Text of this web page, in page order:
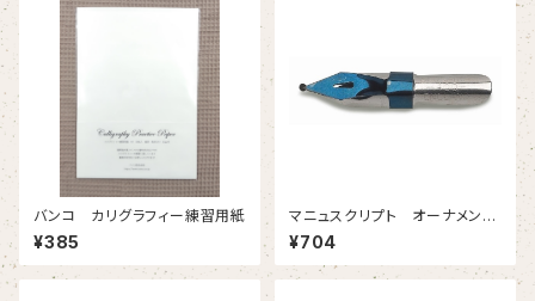
バンコ カリグラフィー練習用紙
¥385
マニュスクリプト オーナメンタ
ル４００ 1.5mm 2本入
¥704